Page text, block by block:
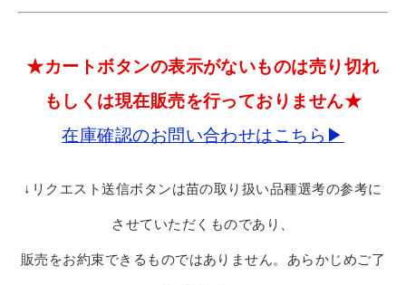
★カートボタンの表示がないものは売り切れ
もしくは現在販売を行っておりません★
在庫確認のお問い合わせはこちら▶
↓リクエスト送信ボタンは苗の取り扱い品種選考の参考に
させていただくものであり、
販売をお約束できるものではありません。あらかじめご了